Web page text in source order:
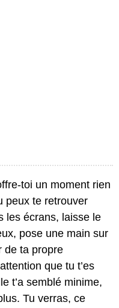
toi un moment rien
peux te retrouver
les écrans, laisse le
pose une main sur
de ta propre
que tu t’es
t’a semblé minime,
Tu verras, ce